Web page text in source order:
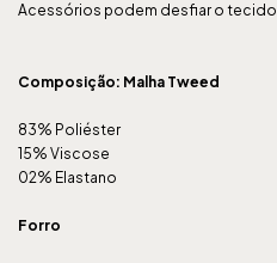
Acessórios podem desfiar o tecido
Composição: Malha Tweed
83% Poliéster
15% Viscose
02% Elastano
Forro